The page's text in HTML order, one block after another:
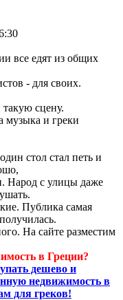
все едят из общих
- для своих.
сцену.
музыка и греки
стол стал петь и
Народ с улицы даже
Публика самая
На сайте разместим
в Греции?
дешево и
недвижимость в
для греков!